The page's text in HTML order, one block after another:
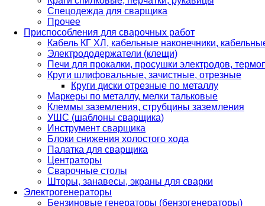
Спецодежда для сварщика
Прочее
Приспособления для сварочных работ
Кабель КГ ХЛ, кабельные наконечники,
Электрододержатели (клещи)
Печи для прокалки, просушки электродов,
Круги шлифовальные, зачистные, отрезные
Круги диски отрезные по металлу
Маркеры по металлу, мелки тальковые
Клеммы заземления, струбцины заземления
УШС (шаблоны сварщика)
Инструмент сварщика
Блоки снижения холостого хода
Палатка для сварщика
Центраторы
Сварочные столы
Шторы, занавесы, экраны для сварки
Электрогенераторы
Бензиновые генераторы (бензогенераторы)